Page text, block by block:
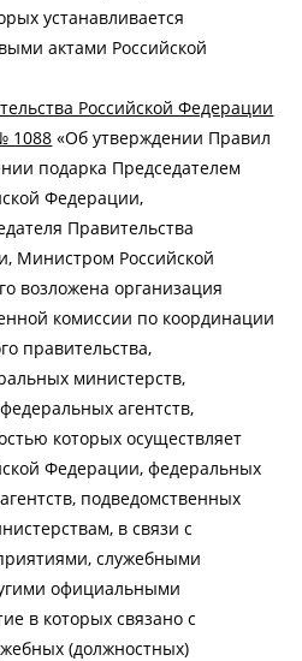
устанавливается
актами Российской
Российской Федерации
1088 «Об утверждении Правил
подарка Председателем
Федерации,
Правительства
Министром Российской
возложена организация
комиссии по координации
правительства,
министерств,
агентств,
которых осуществляет
Федерации, федеральных
подведомственных
в связи с
служебными
официальными
в которых связано с
(должностных)